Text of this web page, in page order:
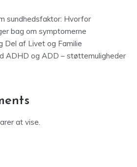
sundhedsfaktor: Hvorfor
bag om symptomerne
Del af Livet og Familie
ADHD og ADD – støttemuligheder
at vise.